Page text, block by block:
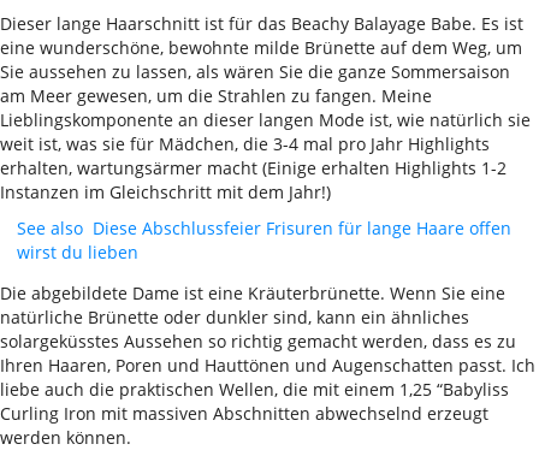
Dieser lange Haarschnitt ist für das Beachy Balayage Babe. Es ist
eine wunderschöne, bewohnte milde Brünette auf dem Weg, um
Sie aussehen zu lassen, als wären Sie die ganze Sommersaison
am Meer gewesen, um die Strahlen zu fangen. Meine
Lieblingskomponente an dieser langen Mode ist, wie natürlich sie
weit ist, was sie für Mädchen, die 3-4 mal pro Jahr Highlights
erhalten, wartungsärmer macht (Einige erhalten Highlights 1-2
Instanzen im Gleichschritt mit dem Jahr!)
See also Diese Abschlussfeier Frisuren für lange Haare offen
wirst du lieben
Die abgebildete Dame ist eine Kräuterbrünette. Wenn Sie eine
natürliche Brünette oder dunkler sind, kann ein ähnliches
solargeküsstes Aussehen so richtig gemacht werden, dass es zu
Ihren Haaren, Poren und Hauttönen und Augenschatten passt. Ich
liebe auch die praktischen Wellen, die mit einem 1,25 “Babyliss
Curling Iron mit massiven Abschnitten abwechselnd erzeugt
werden können.